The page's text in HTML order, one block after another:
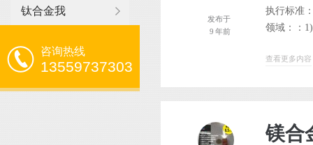
钛合金我
咨询热线
13559737303
发布于
9 年前
执行标准
领域：：
查看更多内容
镁合